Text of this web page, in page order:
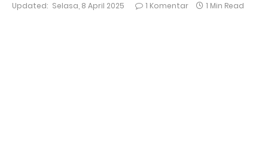
Updated: Selasa, 8 April 2025 1 Komentar 1 Min Read